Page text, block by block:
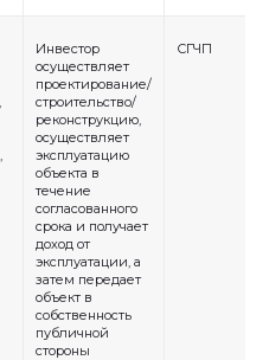
Инвестор
осуществляет
проектирование/
строительство/
реконструкцию,
осуществляет
эксплуатацию
объекта в
течение
согласованного
срока и получает
доход от
эксплуатации, а
затем передает
объект в
собственность
публичной
стороны
СГЧП